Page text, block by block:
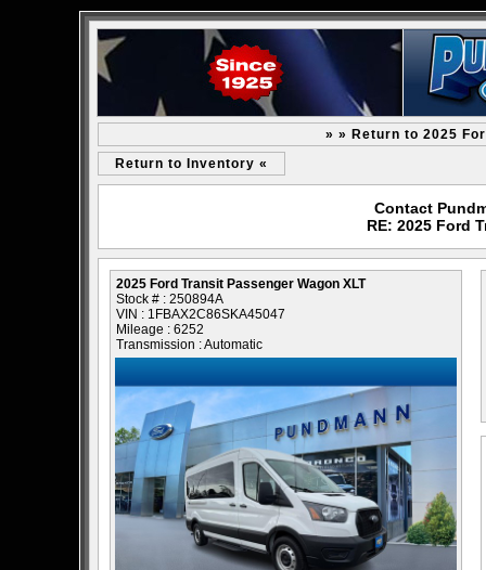
» » Return to 2025
Return to Inventory «
Contact
RE: 2025 Ford
2025 Ford Transit Passenger Wagon XLT
Stock # : 250894A
VIN : 1FBAX2C86SKA45047
Mileage : 6252
Transmission : Automatic